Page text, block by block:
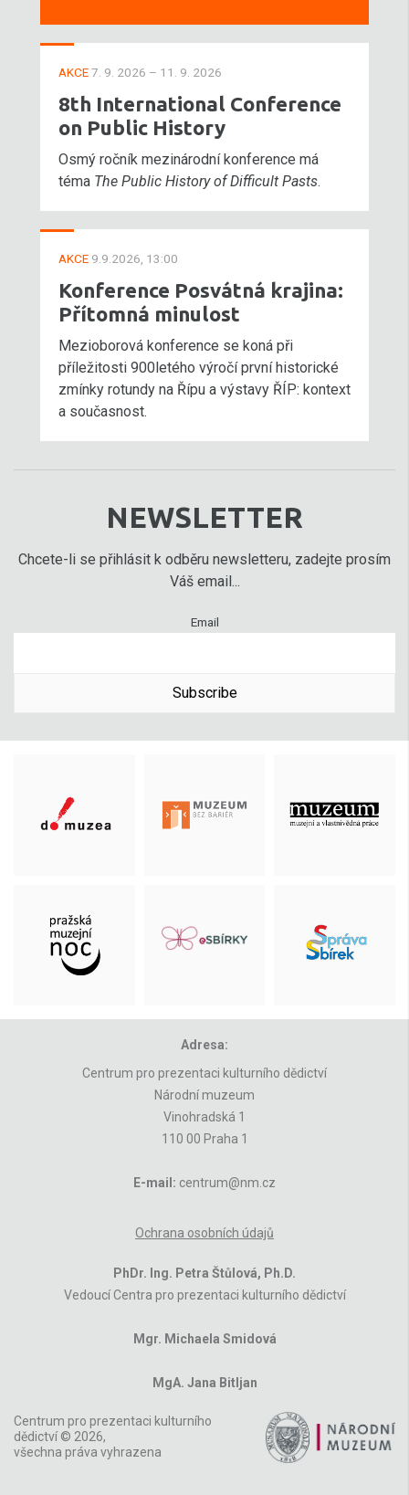
AKCE7. 9. 2026 – 11. 9. 2026
8th International Conference
on Public History
Osmý ročník mezinárodní konference má
téma The Public History of Difficult Pasts.
AKCE 9.9.2026, 13:00
Konference Posvátná krajina:
Přítomná minulost
Mezioborová konference se koná při
příležitosti 900letého výročí první historické
zmínky rotundy na Řípu a výstavy ŘÍP: kontext
a současnost.
NEWSLETTER
Chcete-li se přihlásit k odběru newsletteru, zadejte prosím
Váš email...
Email
Subscribe
Adresa:
Centrum pro prezentaci kulturního dědictví
Národní muzeum
Vinohradská 1
110 00 Praha 1
E-mail: centrum@nm.cz
Ochrana osobních údajů
PhDr. Ing. Petra Štůlová, Ph.D.
Vedoucí Centra pro prezentaci kulturního dědictví
Mgr. Michaela Smidová
MgA. Jana Bitljan
Centrum pro prezentaci kulturního
dědictví © 2026,
všechna práva vyhrazena